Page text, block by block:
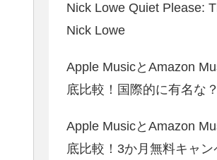
Nick Lowe Quiet Please:
Nick Lowe
Apple MusicとAmazon
底比較！国際的に有名な
Apple MusicとAmazon
底比較！3か月無料キャ